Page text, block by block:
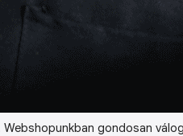
gondosan